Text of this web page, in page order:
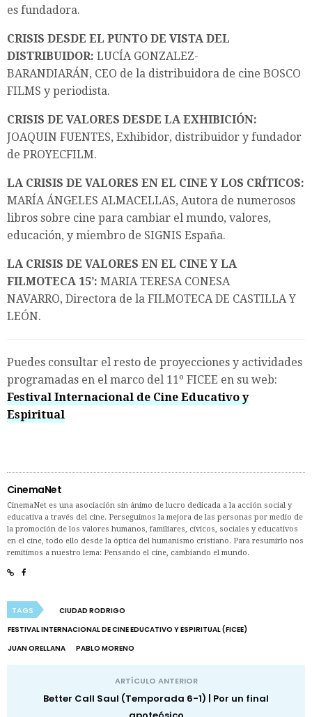
es fundadora.
CRISIS DESDE EL PUNTO DE VISTA DEL
DISTRIBUIDOR: LUCÍA GONZALEZ-
BARANDIARÁN, CEO de la distribuidora de cine BOSCO
FILMS y periodista.
CRISIS DE VALORES DESDE LA EXHIBICIÓN:
JOAQUIN FUENTES, Exhibidor, distribuidor y fundador
de PROYECFILM.
LA CRISIS DE VALORES EN EL CINE Y LOS CRÍTICOS:
MARÍA ÁNGELES ALMACELLAS, Autora de numerosos
libros sobre cine para cambiar el mundo, valores,
educación, y miembro de SIGNIS España.
LA CRISIS DE VALORES EN EL CINE Y LA
FILMOTECA 15’: MARIA TERESA CONESA
NAVARRO, Directora de la FILMOTECA DE CASTILLA Y
LEÓN.
Puedes consultar el resto de proyecciones y actividades
programadas en el marco del 11º FICEE en su web:
Festival Internacional de Cine Educativo y
Espiritual
CinemaNet
CinemaNet es una asociación sin ánimo de lucro dedicada a la acción social y
educativa a través del cine. Perseguimos la mejora de las personas por medio de
la promoción de los valores humanos, familiares, cívicos, sociales y educativos
en el cine, todo ello desde la óptica del humanismo cristiano. Para resumirlo nos
remitimos a nuestro lema: Pensando el cine, cambiando el mundo.
TAGS
CIUDAD RODRIGO
FESTIVAL INTERNACIONAL DE CINE EDUCATIVO Y ESPIRITUAL (FICEE)
JUAN ORELLANA
PABLO MORENO
ARTÍCULO ANTERIOR
Better Call Saul (Temporada 6-1) | Por un final